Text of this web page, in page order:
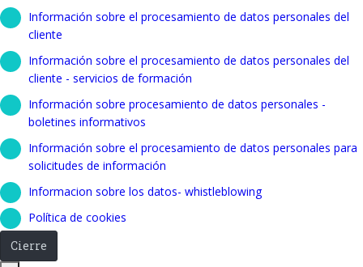
Información sobre el procesamiento de datos personales del
cliente
Información sobre el procesamiento de datos personales del
cliente - servicios de formación
Información sobre procesamiento de datos personales -
boletines informativos
Información sobre el procesamiento de datos personales para
solicitudes de información
Informacion sobre los datos- whistleblowing
Política de cookies
Cierre